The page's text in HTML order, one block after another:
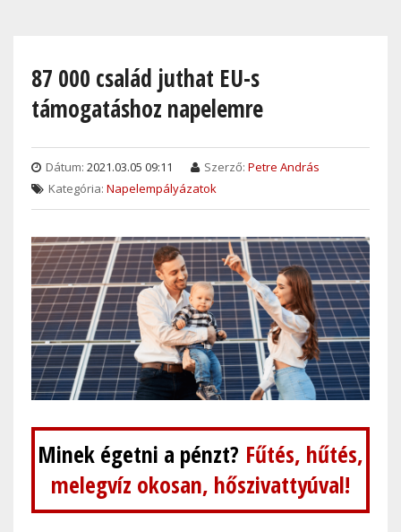
content87 000 család juthat EU-s
támogatáshoz napelemre
Dátum: 2021.03.05 09:11 Szerző: Petre András
Kategória: Napelempályázatok
Minek égetni a pénzt? Fűtés, hűtés,
melegvíz okosan, hőszivattyúval!